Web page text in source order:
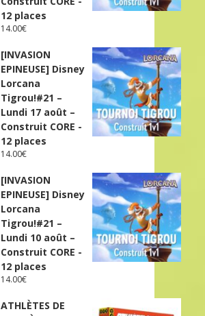
12 places
14.00€
[INVASION
EPINEUSE] Disney
Lorcana
Tigrou!#21 –
Lundi 17 août –
Construit CORE -
12 places
14.00€
[INVASION
EPINEUSE] Disney
Lorcana
Tigrou!#21 –
Lundi 10 août –
Construit CORE -
12 places
14.00€
ATHLÈTES DE